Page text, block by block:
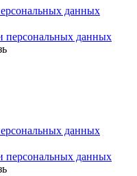
данных
персональных данных
данных
персональных данных